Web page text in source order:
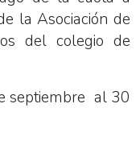
la Asociación de
del colegio de
septiembre al 30